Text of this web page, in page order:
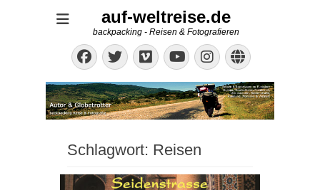
auf-weltreise.de
backpacking - Reisen & Fotografieren
Facebook
Twitter
Vimeo
YouTube
Instagram
Website
Schlagwort: Reisen